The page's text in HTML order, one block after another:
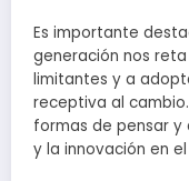
Es importante
generación nos
limitantes y a
receptiva al
formas de pensar
y la innovación en